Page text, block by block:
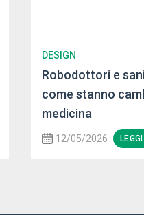
DESIGN
Robodottori e
come stanno
medicina
12/05/2026